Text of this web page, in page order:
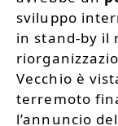
sviluppo
in stand-by il
Vecchio è
terremoto
l’annuncio